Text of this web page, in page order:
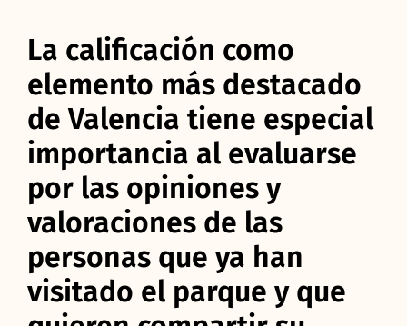
La calificación como
elemento más destacado
de Valencia tiene especial
importancia al evaluarse
por las opiniones y
valoraciones de las
personas que ya han
visitado el parque y que